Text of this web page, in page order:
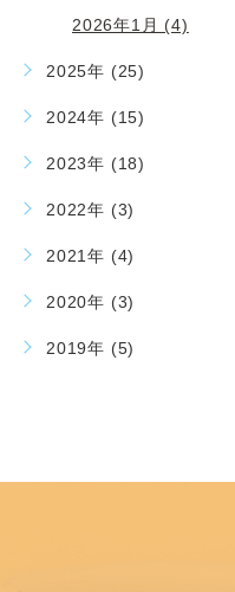
2026年1月 (4)
2025年 (25)
2024年 (15)
2023年 (18)
2022年 (3)
2021年 (4)
2020年 (3)
2019年 (5)